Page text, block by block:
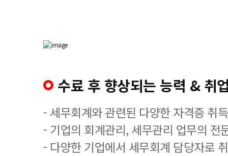
수료 후 향상되는 능력 & 취
- 세무회계와 관련된 다양한 자격증 취
- 기업의 회계관리, 세무관리 업무의 전
- 다양한 기업에서 세무회계 담당자로